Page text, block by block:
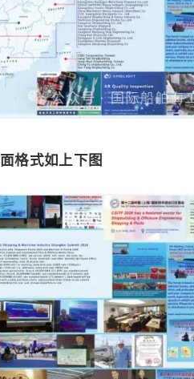
格式如上下图